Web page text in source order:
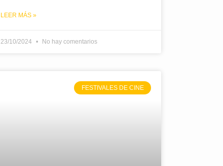
LEER MÁS »
23/10/2024 No hay comentarios
FESTIVALES DE CINE